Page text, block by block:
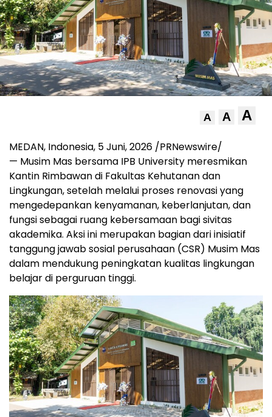
A A A
MEDAN, Indonesia, 5Juni, 2026 /PRNewswire/
— Musim Mas bersama IPB University meresmikan
Kantin Rimbawan di Fakultas Kehutanan dan
Lingkungan, setelah melalui proses renovasi yang
mengedepankan kenyamanan, keberlanjutan, dan
fungsi sebagai ruang kebersamaan bagi sivitas
akademika. Aksi ini merupakan bagian dari inisiatif
tanggung jawab sosial perusahaan (CSR) Musim Mas
dalam mendukung peningkatan kualitas lingkungan
belajar di perguruan tinggi.